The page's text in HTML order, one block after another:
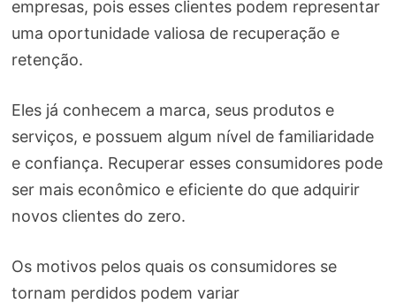
empresas, pois esses clientes podem representar
uma oportunidade valiosa de recuperação e
retenção.
Eles já conhecem a marca, seus produtos e
serviços, e possuem algum nível de familiaridade
e confiança. Recuperar esses consumidores pode
ser mais econômico e eficiente do que adquirir
novos clientes do zero.
Os motivos pelos quais os consumidores se
tornam perdidos podem variar